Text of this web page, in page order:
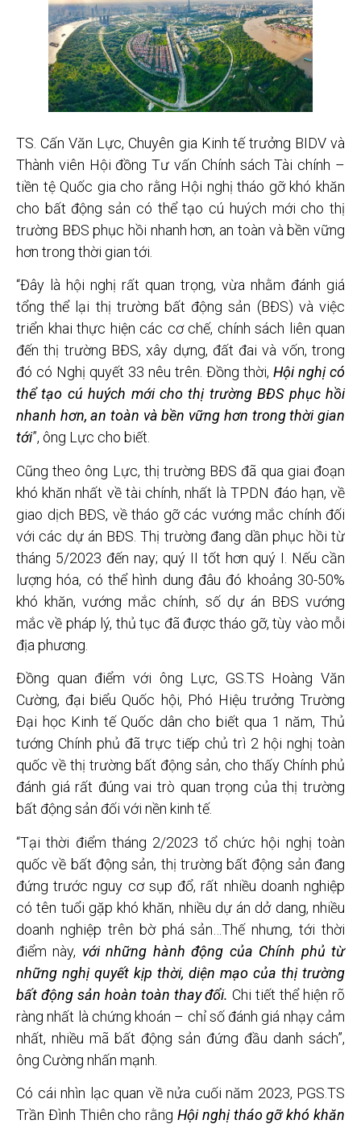
TS. Cấn Văn Lực, Chuyên gia Kinh tế trưởng BIDV và
Thành viên Hội đồng Tư vấn Chính sách Tài chính –
tiền tệ Quốc gia cho rằng Hội nghị tháo gỡ khó khăn
cho bất động sản có thể tạo cú huých mới cho thị
trường BĐS phục hồi nhanh hơn, an toàn và bền vững
hơn trong thời gian tới.
“Đây là hội nghị rất quan trọng, vừa nhằm đánh giá
tổng thể lại thị trường bất động sản (BĐS) và việc
triển khai thực hiện các cơ chế, chính sách liên quan
đến thị trường BĐS, xây dựng, đất đai và vốn, trong
đó có Nghị quyết 33 nêu trên. Đồng thời, Hội nghị có
thể tạo cú huých mới cho thị trường BĐS phục hồi
nhanh hơn, an toàn và bền vững hơn trong thời gian
tới”, ông Lực cho biết.
Cũng theo ông Lực, thị trường BĐS đã qua giai đoạn
khó khăn nhất về tài chính, nhất là TPDN đáo hạn, về
giao dịch BĐS, về tháo gỡ các vướng mắc chính đối
với các dự án BĐS. Thị trường đang dần phục hồi từ
tháng 5/2023 đến nay; quý II tốt hơn quý I. Nếu cần
lượng hóa, có thể hình dung đâu đó khoảng 30-50%
khó khăn, vướng mắc chính, số dự án BĐS vướng
mắc về pháp lý, thủ tục đã được tháo gỡ, tùy vào mỗi
địa phương.
Đồng quan điểm với ông Lực, GS.TS Hoàng Văn
Cường, đại biểu Quốc hội, Phó Hiệu trưởng Trường
Đại học Kinh tế Quốc dân cho biết qua 1 năm, Thủ
tướng Chính phủ đã trực tiếp chủ trì 2 hội nghị toàn
quốc về thị trường bất động sản, cho thấy Chính phủ
đánh giá rất đúng vai trò quan trọng của thị trường
bất động sản đối với nền kinh tế.
“Tại thời điểm tháng 2/2023 tổ chức hội nghị toàn
quốc về bất động sản, thị trường bất động sản đang
đứng trước nguy cơ sụp đổ, rất nhiều doanh nghiệp
có tên tuổi gặp khó khăn, nhiều dự án dở dang, nhiều
doanh nghiệp trên bờ phá sản…Thế nhưng, tới thời
điểm này, với những hành động của Chính phủ từ
những nghị quyết kịp thời, diện mạo của thị trường
bất động sản hoàn toàn thay đổi. Chi tiết thể hiện rõ
ràng nhất là chứng khoán – chỉ số đánh giá nhạy cảm
nhất, nhiều mã bất động sản đứng đầu danh sách”,
ông Cường nhấn mạnh.
Có cái nhìn lạc quan về nửa cuối năm 2023, PGS.TS
Trần Đình Thiên cho rằng Hội nghị tháo gỡ khó khăn